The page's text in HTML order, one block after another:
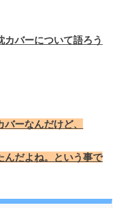
バーについて語ろう
ーなんだけど、
んだよね。という事で